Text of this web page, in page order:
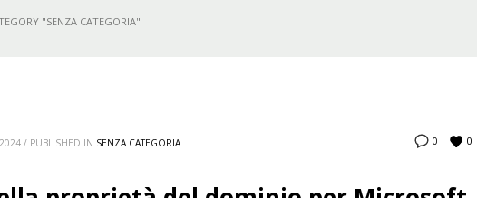
"SENZA CATEGORIA"
0 0
/ PUBLISHED IN SENZA CATEGORIA